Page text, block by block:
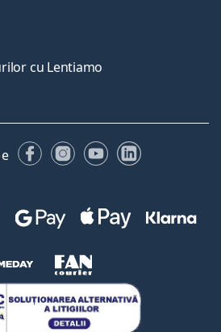
cu Lentiamo
FacebookInstagram
YouTubeLinkedIn